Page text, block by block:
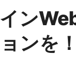
無料回収・無料査
富士山噴火の関係
ン
ンを！